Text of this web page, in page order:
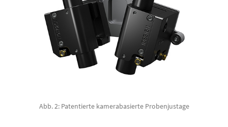
Abb. 2: Patentierte kamerabasierte Probenjustage